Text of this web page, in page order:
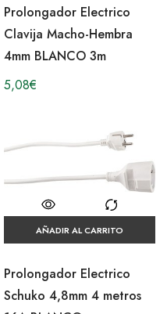
Prolongador Electrico
Clavija Macho-Hembra
4mm BLANCO 3m
5,08€
AÑADIR AL CARRITO
Prolongador Electrico
Schuko 4,8mm 4 metros